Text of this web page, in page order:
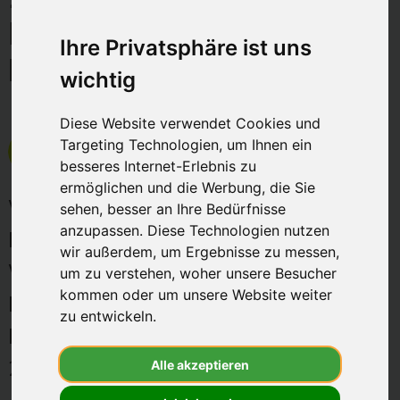
Ihre Privatsphäre ist uns
wichtig
Diese Website verwendet Cookies und
Targeting Technologien, um Ihnen ein
besseres Internet-Erlebnis zu
ermöglichen und die Werbung, die Sie
sehen, besser an Ihre Bedürfnisse
anzupassen. Diese Technologien nutzen
wir außerdem, um Ergebnisse zu messen,
um zu verstehen, woher unsere Besucher
kommen oder um unsere Website weiter
zu entwickeln.
Alle akzeptieren
Anbieter
-
Elektroauto wirklich
kostet
geschrieben vonMark Warnekeam 26.02.2026
aktualisiert am 26.02.2026
Wie günstig ist ein E-Auto wirklich?
Erfahre, warum Elektroautos bei
Wartung, Verschleiß und laufenden
Kosten klare Vorteile bieten – und wie
Du zusätzlich von der THG-Prämie
2026 profitierst.